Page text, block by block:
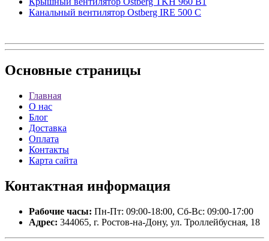
Канальный вентилятор Ostberg IRE 500 C
Основные страницы
Главная
О нас
Блог
Доставка
Оплата
Контакты
Карта сайта
Контактная информация
Рабочие часы: Пн-Пт: 09:00-18:00, Сб-Вс: 09:00-17:00
Адрес: 344065, г. Ростов-на-Дону, ул. Троллейбусная, 18